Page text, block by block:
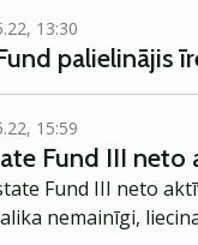
13:30
palielinājis
15:59
Fund III
Fund III neto
nemainīgi,